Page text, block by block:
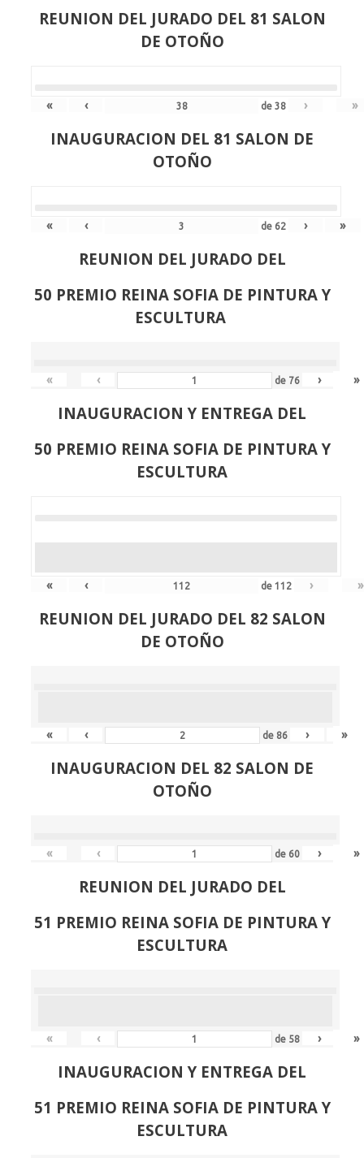
REUNION DEL JURADO DEL 81 SALON
DE OTOÑO
« ‹ de38 › »
INAUGURACION DEL 81 SALON DE
OTOÑO
« ‹ de 62 › »
REUNION DEL JURADO DEL
50 PREMIO REINA SOFIA DE PINTURA Y
ESCULTURA
« ‹ de 76 › »
INAUGURACION Y ENTREGA DEL
50 PREMIO REINA SOFIA DE PINTURA Y
ESCULTURA
« ‹ de112 › »
REUNION DEL JURADO DEL 82 SALON
DE OTOÑO
« ‹ de 86 › »
INAUGURACION DEL 82 SALON DE
OTOÑO
« ‹ de 60 › »
REUNION DEL JURADO DEL
51 PREMIO REINA SOFIA DE PINTURA Y
ESCULTURA
« ‹ de 58 › »
INAUGURACION Y ENTREGA DEL
51 PREMIO REINA SOFIA DE PINTURA Y
ESCULTURA